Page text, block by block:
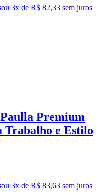
ou 3x de R$ 82,33 sem juros
Premium
Trabalho e Estilo
ou 3x de R$ 83,63 sem juros